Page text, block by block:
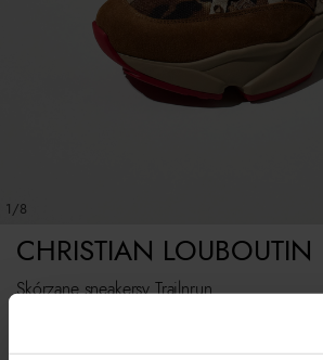
1/8
Skórzane sneakersy Trailnrun
CHRISTIAN LOUBOUTIN
Rozmiarówka standardowa.